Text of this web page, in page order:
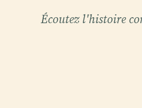
Écoutez l'histoire